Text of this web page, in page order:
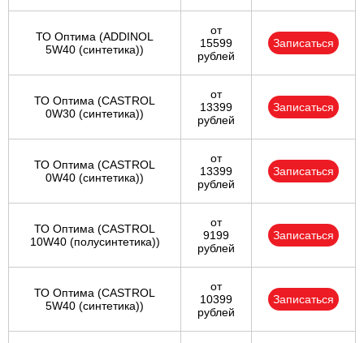
ТО Оптима (ADDINOL
5W40 (синтетика))
от
15599
рублей
Записаться
ТО Оптима (CASTROL
0W30 (синтетика))
от
13399
рублей
Записаться
ТО Оптима (CASTROL
0W40 (синтетика))
от
13399
рублей
Записаться
ТО Оптима (CASTROL
10W40 (полусинтетика))
от
9199
рублей
Записаться
ТО Оптима (CASTROL
5W40 (синтетика))
от
10399
рублей
Записаться